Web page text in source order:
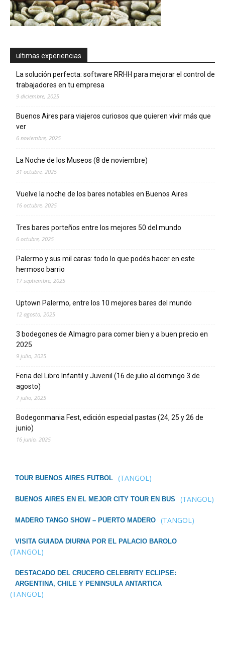
ultimas experiencias
La solución perfecta: software RRHH para mejorar el control de
trabajadores en tu empresa
9 diciembre, 2025
Buenos Aires para viajeros curiosos que quieren vivir más que
ver
6 noviembre, 2025
La Noche de los Museos (8 de noviembre)
31 octubre, 2025
Vuelve la noche de los bares notables en Buenos Aires
16 octubre, 2025
Tres bares porteños entre los mejores 50 del mundo
6 octubre, 2025
Palermo y sus mil caras: todo lo que podés hacer en este
hermoso barrio
17 septiembre, 2025
Uptown Palermo, entre los 10 mejores bares del mundo
12 agosto, 2025
3 bodegones de Almagro para comer bien y a buen precio en
2025
9 julio, 2025
Feria del Libro Infantil y Juvenil (16 de julio al domingo 3 de
agosto)
7 julio, 2025
Bodegonmania Fest, edición especial pastas (24, 25 y 26 de
junio)
16 junio, 2025
TOUR BUENOS AIRES FUTBOL (TANGOL)
BUENOS AIRES EN EL MEJOR CITY TOUR EN BUS (TANGOL)
MADERO TANGO SHOW – PUERTO MADERO (TANGOL)
VISITA GUIADA DIURNA POR EL PALACIO BAROLO
(TANGOL)
DESTACADO DEL CRUCERO CELEBRITY ECLIPSE:
ARGENTINA, CHILE Y PENINSULA ANTARTICA
(TANGOL)